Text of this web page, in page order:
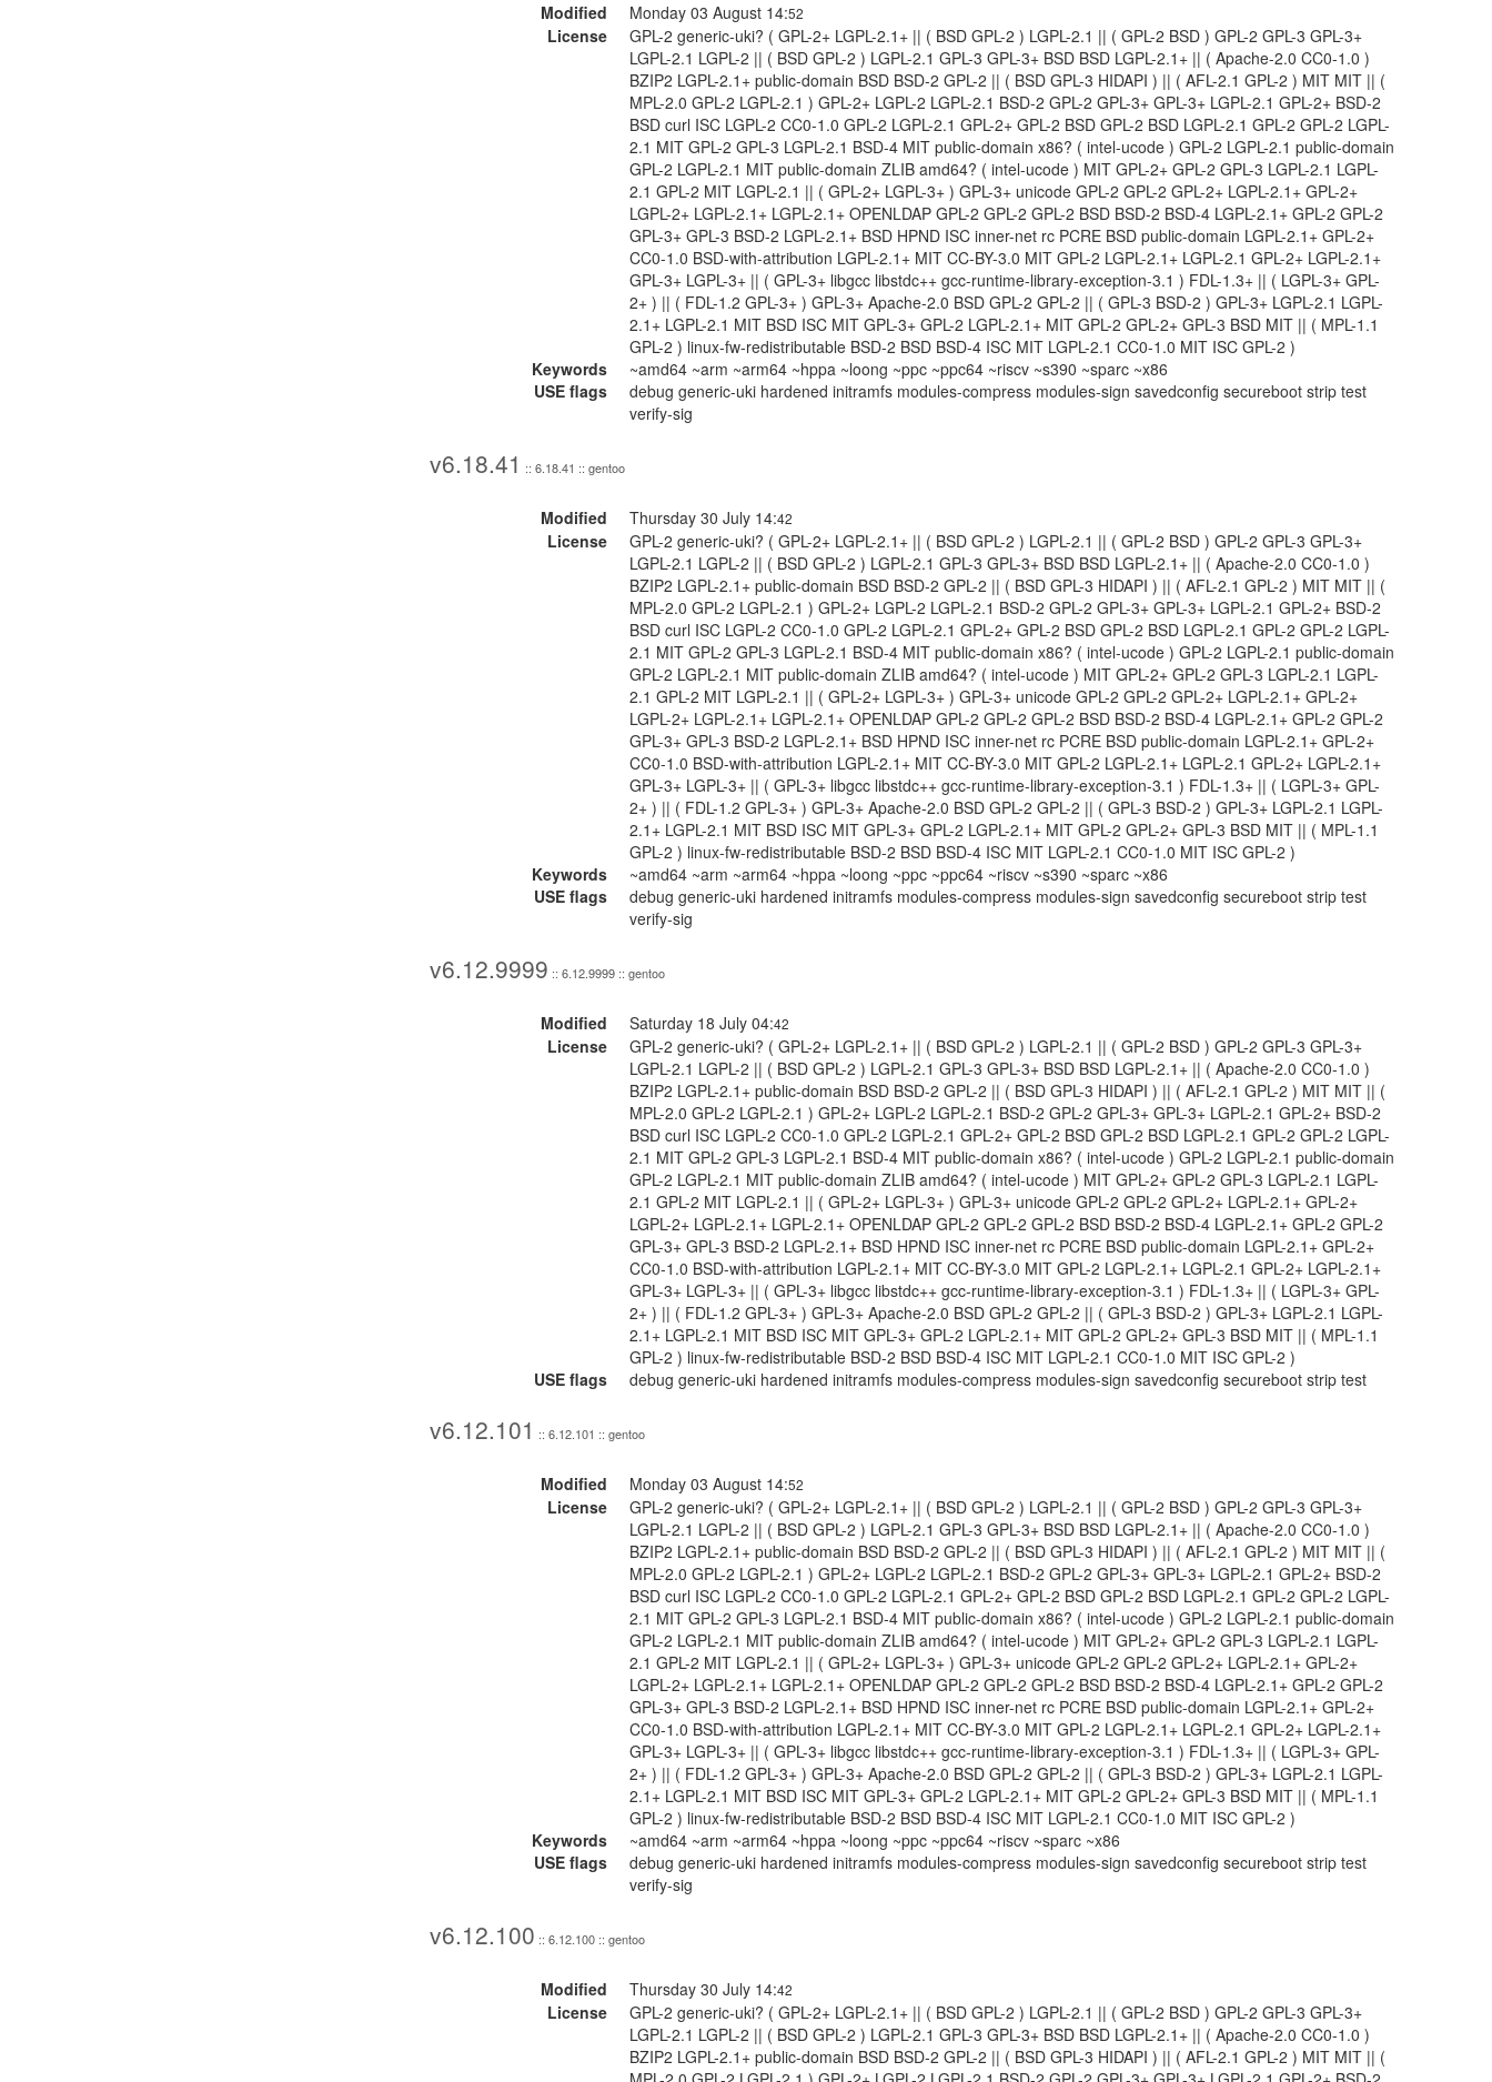
Modified Monday 03 August 14:52
License
GPL-2 generic-uki? ( GPL-2+ LGPL-2.1+ || ( BSD GPL-2 ) LGPL-2.1 || ( GPL-2 BSD ) GPL-2 GPL-3 GPL-3+
LGPL-2.1 LGPL-2 || ( BSD GPL-2 ) LGPL-2.1 GPL-3 GPL-3+ BSD BSD LGPL-2.1+ || ( Apache-2.0 CC0-1.0 )
BZIP2 LGPL-2.1+ public-domain BSD BSD-2 GPL-2 || ( BSD GPL-3 HIDAPI ) || ( AFL-2.1 GPL-2 ) MIT MIT || (
MPL-2.0 GPL-2 LGPL-2.1 ) GPL-2+ LGPL-2 LGPL-2.1 BSD-2 GPL-2 GPL-3+ GPL-3+ LGPL-2.1 GPL-2+ BSD-2
BSD curl ISC LGPL-2 CC0-1.0 GPL-2 LGPL-2.1 GPL-2+ GPL-2 BSD GPL-2 BSD LGPL-2.1 GPL-2 GPL-2 LGPL-
2.1 MIT GPL-2 GPL-3 LGPL-2.1 BSD-4 MIT public-domain x86? ( intel-ucode ) GPL-2 LGPL-2.1 public-domain
GPL-2 LGPL-2.1 MIT public-domain ZLIB amd64? ( intel-ucode ) MIT GPL-2+ GPL-2 GPL-3 LGPL-2.1 LGPL-
2.1 GPL-2 MIT LGPL-2.1 || ( GPL-2+ LGPL-3+ ) GPL-3+ unicode GPL-2 GPL-2 GPL-2+ LGPL-2.1+ GPL-2+
LGPL-2+ LGPL-2.1+ LGPL-2.1+ OPENLDAP GPL-2 GPL-2 GPL-2 BSD BSD-2 BSD-4 LGPL-2.1+ GPL-2 GPL-2
GPL-3+ GPL-3 BSD-2 LGPL-2.1+ BSD HPND ISC inner-net rc PCRE BSD public-domain LGPL-2.1+ GPL-2+
CC0-1.0 BSD-with-attribution LGPL-2.1+ MIT CC-BY-3.0 MIT GPL-2 LGPL-2.1+ LGPL-2.1 GPL-2+ LGPL-2.1+
GPL-3+ LGPL-3+ || ( GPL-3+ libgcc libstdc++ gcc-runtime-library-exception-3.1 ) FDL-1.3+ || ( LGPL-3+ GPL-
2+ ) || ( FDL-1.2 GPL-3+ ) GPL-3+ Apache-2.0 BSD GPL-2 GPL-2 || ( GPL-3 BSD-2 ) GPL-3+ LGPL-2.1 LGPL-
2.1+ LGPL-2.1 MIT BSD ISC MIT GPL-3+ GPL-2 LGPL-2.1+ MIT GPL-2 GPL-2+ GPL-3 BSD MIT || ( MPL-1.1
GPL-2 ) linux-fw-redistributable BSD-2 BSD BSD-4 ISC MIT LGPL-2.1 CC0-1.0 MIT ISC GPL-2 )
Keywords
~amd64 ~arm ~arm64 ~hppa ~loong ~ppc ~ppc64 ~riscv ~s390 ~sparc ~x86
USE flags
debug generic-uki hardened initramfs modules-compress modules-sign savedconfig secureboot strip test
verify-sig
v6.18.41 :: 6.18.41 :: gentoo
Modified Thursday 30 July 14:42
License
GPL-2 generic-uki? ( GPL-2+ LGPL-2.1+ || ( BSD GPL-2 ) LGPL-2.1 || ( GPL-2 BSD ) GPL-2 GPL-3 GPL-3+
LGPL-2.1 LGPL-2 || ( BSD GPL-2 ) LGPL-2.1 GPL-3 GPL-3+ BSD BSD LGPL-2.1+ || ( Apache-2.0 CC0-1.0 )
BZIP2 LGPL-2.1+ public-domain BSD BSD-2 GPL-2 || ( BSD GPL-3 HIDAPI ) || ( AFL-2.1 GPL-2 ) MIT MIT || (
MPL-2.0 GPL-2 LGPL-2.1 ) GPL-2+ LGPL-2 LGPL-2.1 BSD-2 GPL-2 GPL-3+ GPL-3+ LGPL-2.1 GPL-2+ BSD-2
BSD curl ISC LGPL-2 CC0-1.0 GPL-2 LGPL-2.1 GPL-2+ GPL-2 BSD GPL-2 BSD LGPL-2.1 GPL-2 GPL-2 LGPL-
2.1 MIT GPL-2 GPL-3 LGPL-2.1 BSD-4 MIT public-domain x86? ( intel-ucode ) GPL-2 LGPL-2.1 public-domain
GPL-2 LGPL-2.1 MIT public-domain ZLIB amd64? ( intel-ucode ) MIT GPL-2+ GPL-2 GPL-3 LGPL-2.1 LGPL-
2.1 GPL-2 MIT LGPL-2.1 || ( GPL-2+ LGPL-3+ ) GPL-3+ unicode GPL-2 GPL-2 GPL-2+ LGPL-2.1+ GPL-2+
LGPL-2+ LGPL-2.1+ LGPL-2.1+ OPENLDAP GPL-2 GPL-2 GPL-2 BSD BSD-2 BSD-4 LGPL-2.1+ GPL-2 GPL-2
GPL-3+ GPL-3 BSD-2 LGPL-2.1+ BSD HPND ISC inner-net rc PCRE BSD public-domain LGPL-2.1+ GPL-2+
CC0-1.0 BSD-with-attribution LGPL-2.1+ MIT CC-BY-3.0 MIT GPL-2 LGPL-2.1+ LGPL-2.1 GPL-2+ LGPL-2.1+
GPL-3+ LGPL-3+ || ( GPL-3+ libgcc libstdc++ gcc-runtime-library-exception-3.1 ) FDL-1.3+ || ( LGPL-3+ GPL-
2+ ) || ( FDL-1.2 GPL-3+ ) GPL-3+ Apache-2.0 BSD GPL-2 GPL-2 || ( GPL-3 BSD-2 ) GPL-3+ LGPL-2.1 LGPL-
2.1+ LGPL-2.1 MIT BSD ISC MIT GPL-3+ GPL-2 LGPL-2.1+ MIT GPL-2 GPL-2+ GPL-3 BSD MIT || ( MPL-1.1
GPL-2 ) linux-fw-redistributable BSD-2 BSD BSD-4 ISC MIT LGPL-2.1 CC0-1.0 MIT ISC GPL-2 )
Keywords
~amd64 ~arm ~arm64 ~hppa ~loong ~ppc ~ppc64 ~riscv ~s390 ~sparc ~x86
USE flags
debug generic-uki hardened initramfs modules-compress modules-sign savedconfig secureboot strip test
verify-sig
v6.12.9999 :: 6.12.9999 :: gentoo
Modified Saturday 18 July 04:42
License
GPL-2 generic-uki? ( GPL-2+ LGPL-2.1+ || ( BSD GPL-2 ) LGPL-2.1 || ( GPL-2 BSD ) GPL-2 GPL-3 GPL-3+
LGPL-2.1 LGPL-2 || ( BSD GPL-2 ) LGPL-2.1 GPL-3 GPL-3+ BSD BSD LGPL-2.1+ || ( Apache-2.0 CC0-1.0 )
BZIP2 LGPL-2.1+ public-domain BSD BSD-2 GPL-2 || ( BSD GPL-3 HIDAPI ) || ( AFL-2.1 GPL-2 ) MIT MIT || (
MPL-2.0 GPL-2 LGPL-2.1 ) GPL-2+ LGPL-2 LGPL-2.1 BSD-2 GPL-2 GPL-3+ GPL-3+ LGPL-2.1 GPL-2+ BSD-2
BSD curl ISC LGPL-2 CC0-1.0 GPL-2 LGPL-2.1 GPL-2+ GPL-2 BSD GPL-2 BSD LGPL-2.1 GPL-2 GPL-2 LGPL-
2.1 MIT GPL-2 GPL-3 LGPL-2.1 BSD-4 MIT public-domain x86? ( intel-ucode ) GPL-2 LGPL-2.1 public-domain
GPL-2 LGPL-2.1 MIT public-domain ZLIB amd64? ( intel-ucode ) MIT GPL-2+ GPL-2 GPL-3 LGPL-2.1 LGPL-
2.1 GPL-2 MIT LGPL-2.1 || ( GPL-2+ LGPL-3+ ) GPL-3+ unicode GPL-2 GPL-2 GPL-2+ LGPL-2.1+ GPL-2+
LGPL-2+ LGPL-2.1+ LGPL-2.1+ OPENLDAP GPL-2 GPL-2 GPL-2 BSD BSD-2 BSD-4 LGPL-2.1+ GPL-2 GPL-2
GPL-3+ GPL-3 BSD-2 LGPL-2.1+ BSD HPND ISC inner-net rc PCRE BSD public-domain LGPL-2.1+ GPL-2+
CC0-1.0 BSD-with-attribution LGPL-2.1+ MIT CC-BY-3.0 MIT GPL-2 LGPL-2.1+ LGPL-2.1 GPL-2+ LGPL-2.1+
GPL-3+ LGPL-3+ || ( GPL-3+ libgcc libstdc++ gcc-runtime-library-exception-3.1 ) FDL-1.3+ || ( LGPL-3+ GPL-
2+ ) || ( FDL-1.2 GPL-3+ ) GPL-3+ Apache-2.0 BSD GPL-2 GPL-2 || ( GPL-3 BSD-2 ) GPL-3+ LGPL-2.1 LGPL-
2.1+ LGPL-2.1 MIT BSD ISC MIT GPL-3+ GPL-2 LGPL-2.1+ MIT GPL-2 GPL-2+ GPL-3 BSD MIT || ( MPL-1.1
GPL-2 ) linux-fw-redistributable BSD-2 BSD BSD-4 ISC MIT LGPL-2.1 CC0-1.0 MIT ISC GPL-2 )
USE flags
debug generic-uki hardened initramfs modules-compress modules-sign savedconfig secureboot strip test
v6.12.101 :: 6.12.101 :: gentoo
Modified Monday 03 August 14:52
License
GPL-2 generic-uki? ( GPL-2+ LGPL-2.1+ || ( BSD GPL-2 ) LGPL-2.1 || ( GPL-2 BSD ) GPL-2 GPL-3 GPL-3+
LGPL-2.1 LGPL-2 || ( BSD GPL-2 ) LGPL-2.1 GPL-3 GPL-3+ BSD BSD LGPL-2.1+ || ( Apache-2.0 CC0-1.0 )
BZIP2 LGPL-2.1+ public-domain BSD BSD-2 GPL-2 || ( BSD GPL-3 HIDAPI ) || ( AFL-2.1 GPL-2 ) MIT MIT || (
MPL-2.0 GPL-2 LGPL-2.1 ) GPL-2+ LGPL-2 LGPL-2.1 BSD-2 GPL-2 GPL-3+ GPL-3+ LGPL-2.1 GPL-2+ BSD-2
BSD curl ISC LGPL-2 CC0-1.0 GPL-2 LGPL-2.1 GPL-2+ GPL-2 BSD GPL-2 BSD LGPL-2.1 GPL-2 GPL-2 LGPL-
2.1 MIT GPL-2 GPL-3 LGPL-2.1 BSD-4 MIT public-domain x86? ( intel-ucode ) GPL-2 LGPL-2.1 public-domain
GPL-2 LGPL-2.1 MIT public-domain ZLIB amd64? ( intel-ucode ) MIT GPL-2+ GPL-2 GPL-3 LGPL-2.1 LGPL-
2.1 GPL-2 MIT LGPL-2.1 || ( GPL-2+ LGPL-3+ ) GPL-3+ unicode GPL-2 GPL-2 GPL-2+ LGPL-2.1+ GPL-2+
LGPL-2+ LGPL-2.1+ LGPL-2.1+ OPENLDAP GPL-2 GPL-2 GPL-2 BSD BSD-2 BSD-4 LGPL-2.1+ GPL-2 GPL-2
GPL-3+ GPL-3 BSD-2 LGPL-2.1+ BSD HPND ISC inner-net rc PCRE BSD public-domain LGPL-2.1+ GPL-2+
CC0-1.0 BSD-with-attribution LGPL-2.1+ MIT CC-BY-3.0 MIT GPL-2 LGPL-2.1+ LGPL-2.1 GPL-2+ LGPL-2.1+
GPL-3+ LGPL-3+ || ( GPL-3+ libgcc libstdc++ gcc-runtime-library-exception-3.1 ) FDL-1.3+ || ( LGPL-3+ GPL-
2+ ) || ( FDL-1.2 GPL-3+ ) GPL-3+ Apache-2.0 BSD GPL-2 GPL-2 || ( GPL-3 BSD-2 ) GPL-3+ LGPL-2.1 LGPL-
2.1+ LGPL-2.1 MIT BSD ISC MIT GPL-3+ GPL-2 LGPL-2.1+ MIT GPL-2 GPL-2+ GPL-3 BSD MIT || ( MPL-1.1
GPL-2 ) linux-fw-redistributable BSD-2 BSD BSD-4 ISC MIT LGPL-2.1 CC0-1.0 MIT ISC GPL-2 )
Keywords
~amd64 ~arm ~arm64 ~hppa ~loong ~ppc ~ppc64 ~riscv ~sparc ~x86
USE flags
debug generic-uki hardened initramfs modules-compress modules-sign savedconfig secureboot strip test
verify-sig
v6.12.100 :: 6.12.100 :: gentoo
Modified Thursday 30 July 14:42
License
GPL-2 generic-uki? ( GPL-2+ LGPL-2.1+ || ( BSD GPL-2 ) LGPL-2.1 || ( GPL-2 BSD ) GPL-2 GPL-3 GPL-3+
LGPL-2.1 LGPL-2 || ( BSD GPL-2 ) LGPL-2.1 GPL-3 GPL-3+ BSD BSD LGPL-2.1+ || ( Apache-2.0 CC0-1.0 )
BZIP2 LGPL-2.1+ public-domain BSD BSD-2 GPL-2 || ( BSD GPL-3 HIDAPI ) || ( AFL-2.1 GPL-2 ) MIT MIT || (